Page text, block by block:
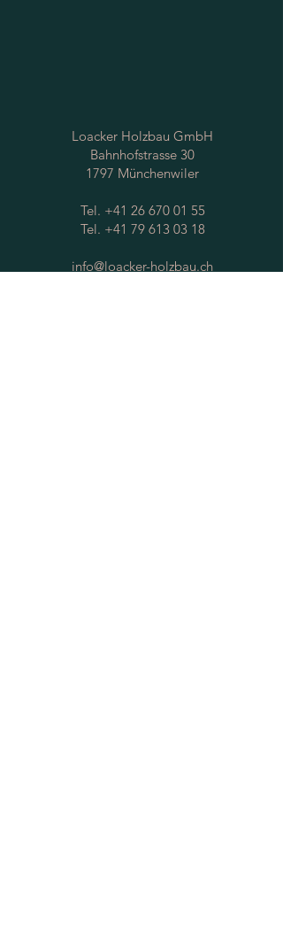
Loacker Holzbau GmbH
Bahnhofstrasse 30
1797 Münchenwiler
Tel. +41 26 670 01 55
Tel. +41 79 613 03 18
info@loacker-holzbau.ch